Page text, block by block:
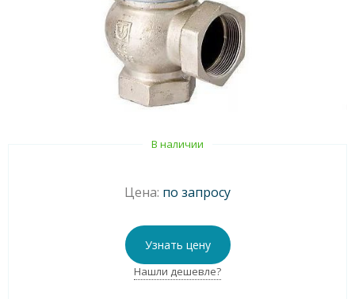
В наличии
Цена: по запросу
Узнать цену
Нашли дешевле?